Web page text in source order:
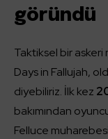
göründü
Taktiksel bir askeri
Days in Fallujah,
diyebiliriz. İlk kez
bakımından
Felluce